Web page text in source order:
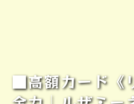
■高額カード《